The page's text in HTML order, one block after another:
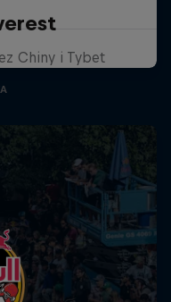
Chiny i Tybet